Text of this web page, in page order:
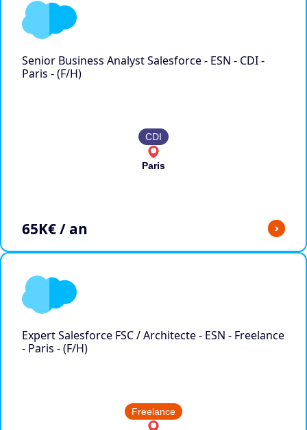
Senior Business Analyst Salesforce - ESN - CDI -
Paris - (F/H)
CDI
Paris
65K€ / an >
Expert Salesforce FSC / Architecte - ESN - Freelance
- Paris - (F/H)
Freelance